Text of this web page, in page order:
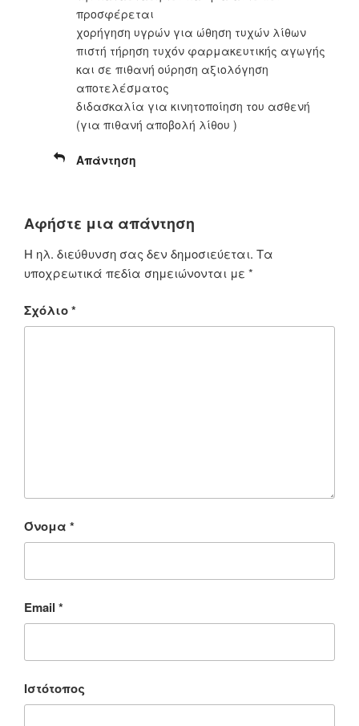
προσφέρεται
χορήγηση υγρών για ώθηση τυχών λίθων
πιστή τήρηση τυχόν φαρμακευτικής αγωγής
και σε πιθανή ούρηση αξιολόγηση
αποτελέσματος
διδασκαλία για κινητοποίηση του ασθενή
(για πιθανή αποβολή λίθου )
Απάντηση
Αφήστε μια απάντηση
Η ηλ. διεύθυνση σας δεν δημοσιεύεται. Τα
υποχρεωτικά πεδία σημειώνονται με *
Σχόλιο*
Όνομα *
Email *
Ιστότοπος